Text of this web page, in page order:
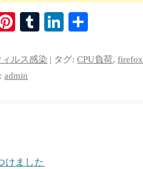
Pi
er
es
T
m
Li
ed
ィルス感染 | タグ:CPU負荷,firefox
:admin
けました